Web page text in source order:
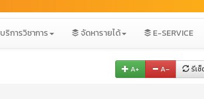
บริการวิชาการ จัดหารายได้ E-SERVICE
A+ A– รีเซ็